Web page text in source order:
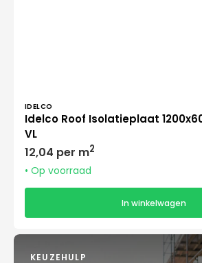
IDELCO
Idelco Roof Isolatieplaat
VL
Normale
prijs
12,04 per m2
• Op voorraad
In winkelwagen
KEUZEHULP